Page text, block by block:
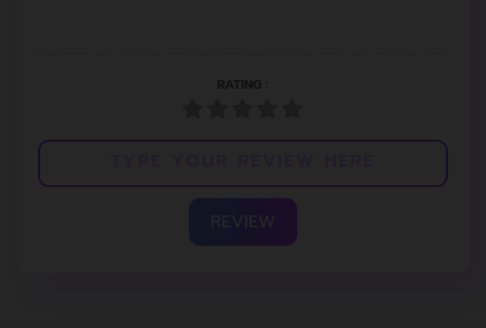
RATING :
REVIEW